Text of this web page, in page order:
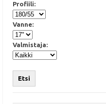
Profiili:
Vanne:
Valmistaja:
Etsi